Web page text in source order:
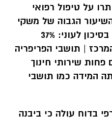
ויתרו על טיפול רפואי
הגבוה של משקי
בית בפריפריה המוגדרים בסיכון לעוני: 37%
| תושבי הפריפריה
שירותי חינוך
המידה כמו תושבי
בדוח עולה כי ביבנה